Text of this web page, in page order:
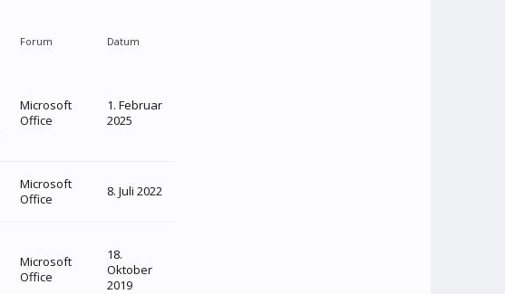
Forum Datum
Microsoft
Office
1. Februar
2025
Microsoft
Office
8. Juli 2022
Microsoft
Office
18.
Oktober
2019